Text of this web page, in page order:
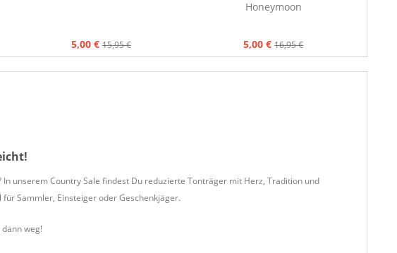
5,00 € 15,95 €
Honeymoon
5,00 € 16,95 €
unserem Country Sale findest Du reduzierte Tonträger mit Herz, Tradition und
Sammler, Einsteiger oder Geschenkjäger.
weg!